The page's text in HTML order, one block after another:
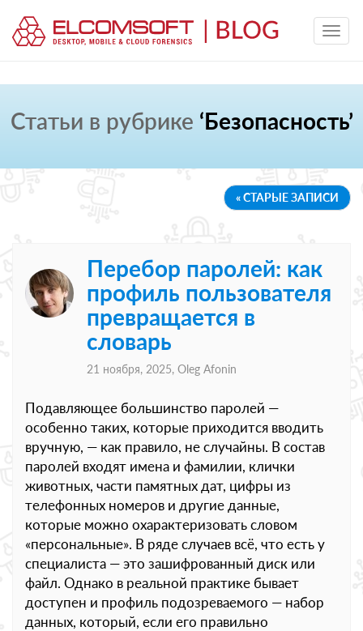
Статьи в рубрике ‘Безопасность’
« СТАРЫЕ ЗАПИСИ
Перебор паролей: как
профиль пользователя
превращается в
словарь
21 ноября, 2025, Oleg Afonin
Подавляющее большинство паролей —
особенно таких, которые приходится вводить
вручную, — как правило, не случайны. В состав
паролей входят имена и фамилии, клички
животных, части памятных дат, цифры из
телефонных номеров и другие данные,
которые можно охарактеризовать словом
«персональные». В ряде случаев всё, что есть у
специалиста — это зашифрованный диск или
файл. Однако в реальной практике бывает
доступен и профиль подозреваемого — набор
данных, который, если его правильно